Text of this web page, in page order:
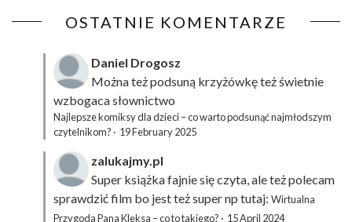
OSTATNIE KOMENTARZE
Daniel Drogosz
Można też podsuną krzyżówkęteż świetnie
wzbogaca słownictwo
Najlepsze komiksy dla dzieci – co warto podsunąć najmłodszym
czytelnikom? · 19 February 2025
zalukajmy.pl
Super książka fajnie się czyta, ale też polecam
sprawdzić film bo jest też super np tutaj: Wirtualna
Przygoda Pana Kleksa – co to takiego? · 15 April 2024